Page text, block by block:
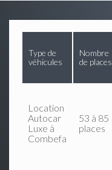
Type de
véhicules
Nombre
de places
Location
Autocar
Luxe à
Combefa
53 à 85
places